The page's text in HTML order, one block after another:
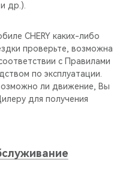
др.).
CHERY каких-либо
проверьте, возможна
с Правилами
по эксплуатации.
ли движение, Вы
для получения